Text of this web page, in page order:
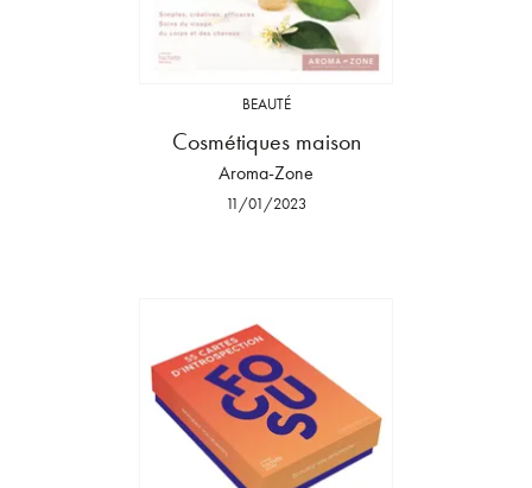
BEAUTÉ
Cosmétiques maison
Aroma-Zone
11/01/2023